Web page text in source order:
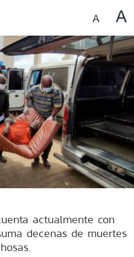
actualmente con
decenas de muertes